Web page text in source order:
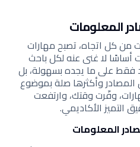
المعلومات
كل اتجاه، تصبح مهارات
لا غنى عنه لكل باحث
فقط على ما يجده بسهولة، بل
وأكثرها صلة بموضوع
وفّرت وقتك، وارتفعت
الأكاديمي.
المعلومات